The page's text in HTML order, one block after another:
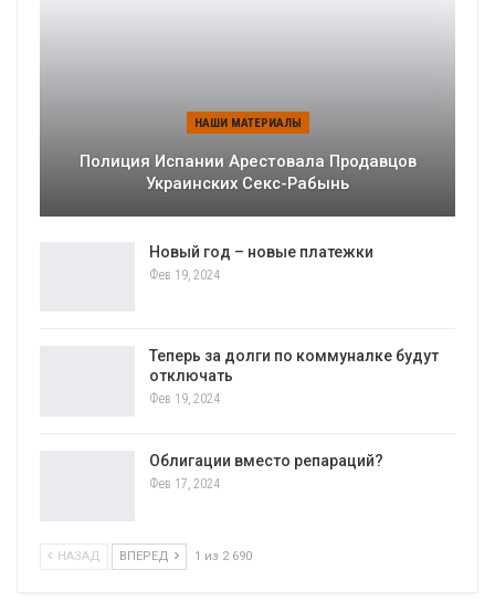
НАШИ МАТЕРИАЛЫ
Полиция Испании Арестовала Продавцов
Украинских Секс-Рабынь
Новый год – новые платежки
Фев 19, 2024
Теперь за долги по коммуналке будут
отключать
Фев 19, 2024
Облигации вместо репараций?
Фев 17, 2024
НАЗАД ВПЕРЕД 1 из 2 690